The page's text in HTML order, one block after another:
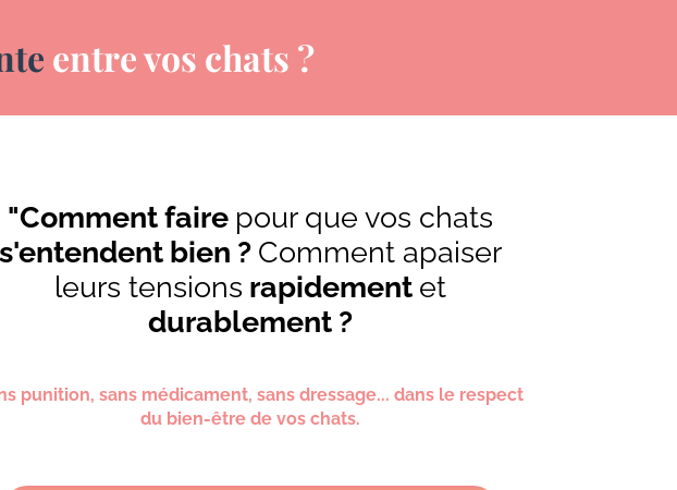
entre vos chats ?
"Comment faire pour que vos chats
s'entendent bien ? Comment apaiser
leurs tensions rapidement et
durablement ?
punition, sans médicament, sans dressage... dans le respect
du bien-être de vos chats.